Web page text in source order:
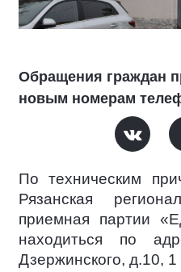
Обращения граждан
новым номерам
По техническим
Рязанская
приемная партии
находиться по
Дзержинского, д.10, 1